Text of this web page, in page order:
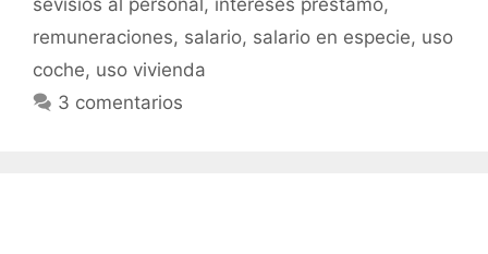
remuneraciones, salario, salario en especie, uso
coche, uso vivienda
3 comentarios